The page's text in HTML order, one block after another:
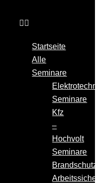
Startseite
Alle
Seminare
Seminare
Kfz
–
Hochvolt
Seminare